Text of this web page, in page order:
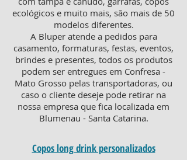
ecológicos e muito mais, são mais de 50
modelos diferentes.
A Bluper atende a pedidos para
casamento, formaturas, festas, eventos,
brindes e presentes, todos os produtos
podem ser entregues em Confresa -
Mato Grosso pelas transportadoras, ou
caso o cliente deseje pode retirar na
nossa empresa que fica localizada em
Blumenau - Santa Catarina.
Copos long drink personalizados